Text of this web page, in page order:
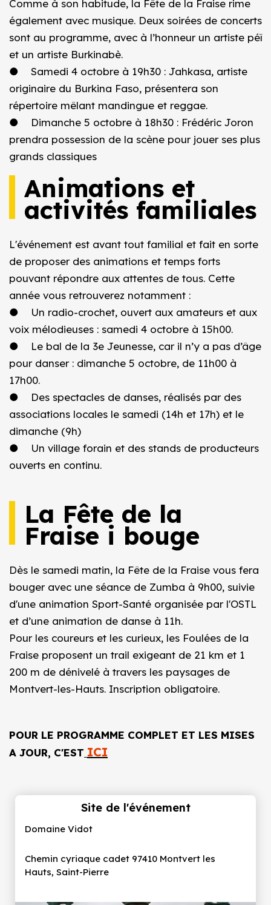
Comme à son habitude, la Fête de la Fraise rime
également avec musique. Deux soirées de concerts
sont au programme, avec à l’honneur un artiste péï
et un artiste Burkinabè.
● Samedi 4 octobre à 19h30 : Jahkasa, artiste
originaire du Burkina Faso, présentera son
répertoire mêlant mandingue et reggae.
● Dimanche 5 octobre à 18h30 : Frédéric Joron
prendra possession de la scène pour jouer ses plus
grands classiques
Animations et
activités familiales
L'événement est avant tout familial et fait en sorte
de proposer des animations et temps forts
pouvant répondre aux attentes de tous. Cette
année vous retrouverez notamment :
● Un radio-crochet, ouvert aux amateurs et aux
voix mélodieuses : samedi 4 octobre à 15h00.
● Le bal de la 3e Jeunesse, car il n’y a pas d’âge
pour danser : dimanche 5 octobre, de 11h00 à
17h00.
● Des spectacles de danses, réalisés par des
associations locales le samedi (14h et 17h) et le
dimanche (9h)
● Un village forain et des stands de producteurs
ouverts en continu.
La Fête de la
Fraise i bouge
Dès le samedi matin, la Fête de la Fraise vous fera
bouger avec une séance de Zumba à 9h00, suivie
d'une animation Sport-Santé organisée par l'OSTL
et d’une animation de danse à 11h.
Pour les coureurs et les curieux, les Foulées de la
Fraise proposent un trail exigeant de 21 km et 1
200 m de dénivelé à travers les paysages de
Montvert-les-Hauts. Inscription obligatoire.
POUR LE PROGRAMME COMPLET ET LES MISES
A JOUR, C'EST ICI
Site de l'événement
Domaine Vidot
Chemin cyriaque cadet 97410 Montvert les
Hauts, Saint-Pierre